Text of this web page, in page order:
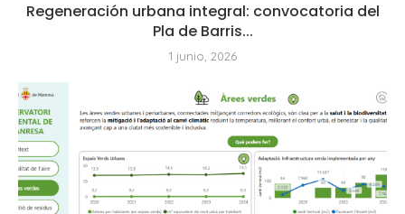
Regeneración urbana integral: convocatoria del
Pla de Barris...
1 junio, 2026